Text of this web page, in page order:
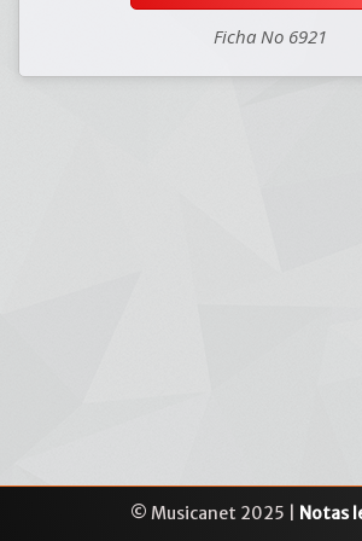
Ficha No 6921
© Musicanet 2025 | Notas